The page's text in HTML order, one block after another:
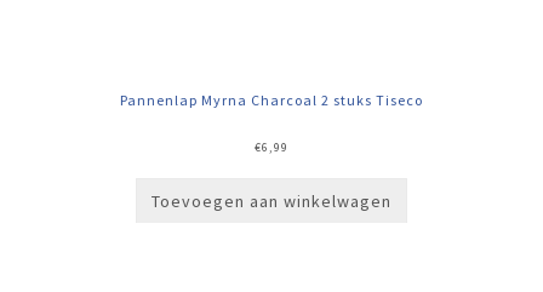
Pannenlap Myrna Charcoal 2 stuks Tiseco
€6,99
Toevoegen aan winkelwagen